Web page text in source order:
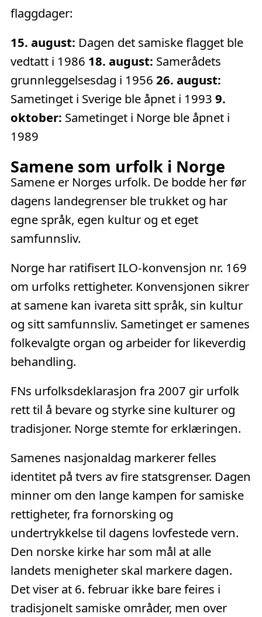
flaggdager:
15. august: Dagen det samiske flagget ble
vedtatt i 1986 18. august: Samerådets
grunnleggelsesdag i 1956 26. august:
Sametinget i Sverige ble åpnet i 1993 9.
oktober: Sametinget i Norge ble åpnet i
1989
Samene som urfolk i Norge
Samene er Norges urfolk. De bodde her før
dagens landegrenser ble trukket og har
egne språk, egen kultur og et eget
samfunnsliv.
Norge har ratifisert ILO-konvensjon nr. 169
om urfolks rettigheter. Konvensjonen sikrer
at samene kan ivareta sitt språk, sin kultur
og sitt samfunnsliv. Sametinget er samenes
folkevalgte organ og arbeider for likeverdig
behandling.
FNs urfolksdeklarasjon fra 2007 gir urfolk
rett til å bevare og styrke sine kulturer og
tradisjoner. Norge stemte for erklæringen.
Samenes nasjonaldag markerer felles
identitet på tvers av fire statsgrenser. Dagen
minner om den lange kampen for samiske
rettigheter, fra fornorsking og
undertrykkelse til dagens lovfestede vern.
Den norske kirke har som mål at alle
landets menigheter skal markere dagen.
Det viser at 6. februar ikke bare feires i
tradisjonelt samiske områder, men over